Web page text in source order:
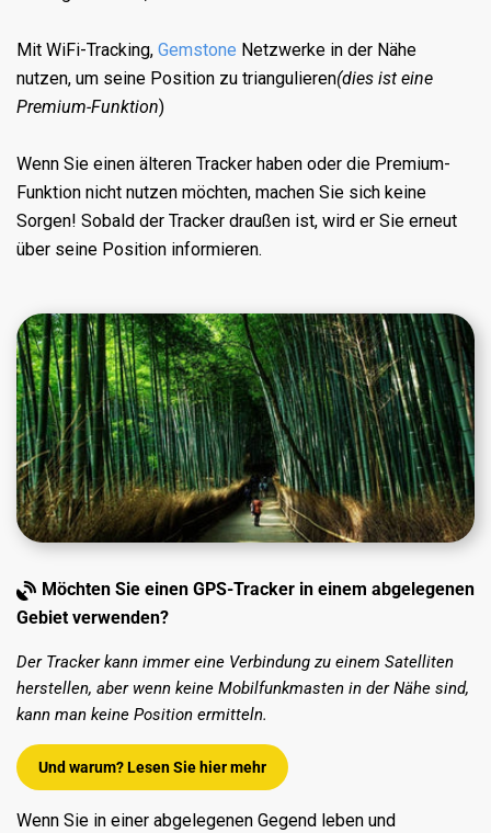
Mit WiFi-Tracking, Gemstone Netzwerke in der Nähe
nutzen, um seine Position zu triangulieren(dies ist eine
Premium-Funktion)
Wenn Sie einen älteren Tracker haben oder die Premium-
Funktion nicht nutzen möchten, machen Sie sich keine
Sorgen! Sobald der Tracker draußen ist, wird er Sie erneut
über seine Position informieren.
Möchten Sie einen GPS-Tracker in einem abgelegenen
Gebiet verwenden?
Der Tracker kann immer eine Verbindung zu einem Satelliten
herstellen, aber wenn keine Mobilfunkmasten in der Nähe sind,
kann man keine Position ermitteln.
Und warum? Lesen Sie hier mehr
Wenn Sie in einer abgelegenen Gegend leben und